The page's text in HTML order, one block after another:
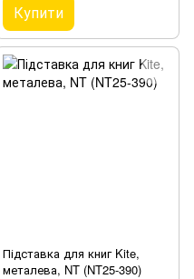
Купити
Підставка для книг Kite,
металева, NT (NT25-390)